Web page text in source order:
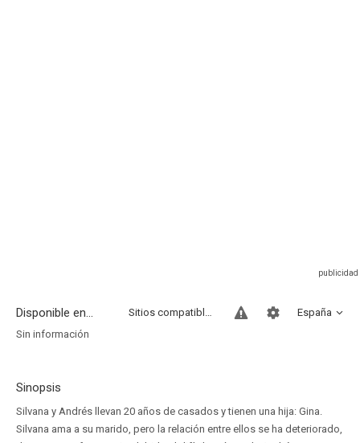
Disponible en... España
Sitios compatibles
Sin información
Sinopsis
Silvana y Andrés llevan 20 años de casados y tienen una hija: Gina.
Silvana ama a su marido, pero la relación entre ellos se ha deteriorado,